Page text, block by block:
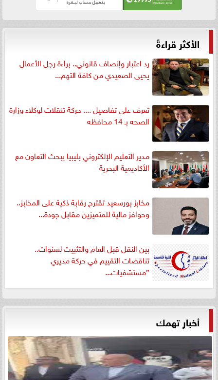
الأكثر قراءةً
رد اعتبار وإنصاف قانوني.. براءة رجل الأعمال
يحيى الصعيدي من كافة التهم...
تعرف على تفاصيل .... حركة تنقلات لوكلاء وزارة
الصحه بـ 14 محافظه
مدير التعليم الإلكتروني بليبيا يبحث التعاون مع
الأكاديمية البحرية
مخابز بورسعيد تقترح رقابة ذكية على المخابز..
وحوافز مالية للمتميزين مقابل جودة...
بين النقل قبل العام والتثبيت لسنوات..
تناقضات التقييم في حركة مديري
”مستشفيات...
أخبار تهمك